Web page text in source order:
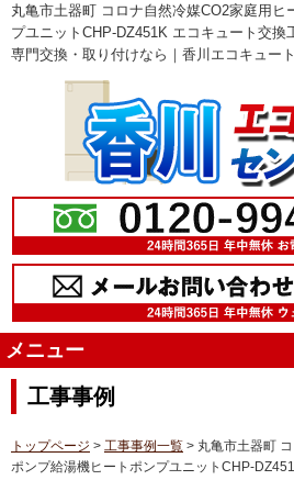
丸亀市土器町 コロナ自然冷媒CO2家庭用ヒ
プユニットCHP-DZ451K エコキュート交換
専門交換・取り付けなら｜香川エコキュー
メニュー
工事事例
トップページ > 工事事例一覧 > 丸亀市土器町
ポンプ給湯機ヒートポンプユニットCHP-